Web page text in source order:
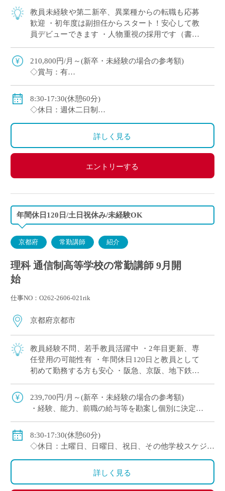
教員未経験や第二新卒、異業種からの転職も応募
歓迎 ・初年度は副担任からスタート！安心して教
員デビューできます ・人物重視の採用です（書類
曜日＋日曜、祝日休み） ・2～3年後を […]
210,800円/月～(新卒・未経験の場合の参考額)
◇賞与：有
◇保険：私学共済、雇用保険、労災保険
8:30-17:30(休憩60分)
◇休日：週休二日制
日曜日、祝日、その他学校スケジュールによる
詳しく見る
エントリーする
年間休日120日/土日祝休み/未経験OK
京都府 常勤講師 紹介
理科 通信制高等学校の常勤講師 9月開
始
仕事NO：O262-2606-021rik
京都府京都市
教員経験不問、若手教員活躍中 ・2年目更新、専
任登用の可能性有 ・年間休日120日と教員として
初めて勤務する方も安心 ・阪急、京阪、地下鉄と
隣他府県からも1時間程度で通勤可） […]
239,700円/月～(新卒・未経験の場合の参考額)
・経験、能⼒、前職の給与等を勘案し個別に決定
・450万円／経験3年：30歳（⽉給24万1300円＋賞与＋
他⼿当）
・500万円／経験6年：33歳（⽉給24万7900円＋賞与＋
◇賞与：有
8:30-17:30(休憩60分)
◇休日：土曜日、日曜日、祝日、その他学校スケジュ
・年間休日120日のシフト制
詳しく見る